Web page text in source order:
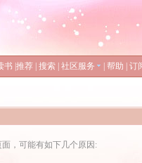
书 推荐 搜索 社区服务 帮助 订
，可能有如下几个原因: